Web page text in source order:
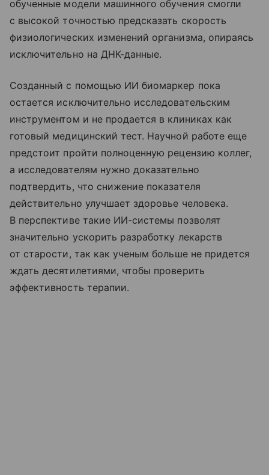
обученные модели машинного обучения смогли
с высокой точностью предсказать скорость
физиологических изменений организма, опираясь
исключительно на ДНК-данные.
Созданный с помощью ИИ биомаркер пока
остается исключительно исследовательским
инструментом и не продается в клиниках как
готовый медицинский тест. Научной работе еще
предстоит пройти полноценную рецензию коллег,
а исследователям нужно доказательно
подтвердить, что снижение показателя
действительно улучшает здоровье человека.
В перспективе такие ИИ-системы позволят
значительно ускорить разработку лекарств
от старости, так как ученым больше не придется
ждать десятилетиями, чтобы проверить
эффективность терапии.